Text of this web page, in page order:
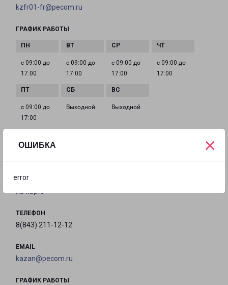
ОШИБКА
error
×
kzfr01-fr@pecom.ru
ГРАФИК РАБОТЫ
с 09:00 до
17:00
с 09:00 до
17:00
с 09:00 до
17:00
с 09:00 до
17:00
с 09:00 до
17:00
Выходной Выходной
на карте
ТЕЛЕФОН
8(843) 211-12-12
EMAIL
kazan@pecom.ru
ГРАФИК РАБОТЫ